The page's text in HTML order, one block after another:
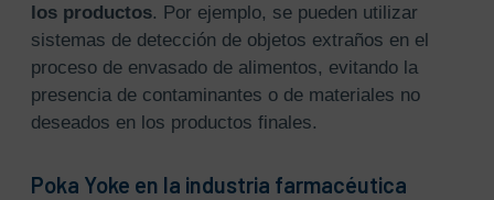
los productos. Por ejemplo, se pueden utilizar
sistemas de detección de objetos extraños en el
proceso de envasado de alimentos, evitando la
presencia de contaminantes o de materiales no
deseados en los productos finales.
Poka Yoke en la industria farmacéutica